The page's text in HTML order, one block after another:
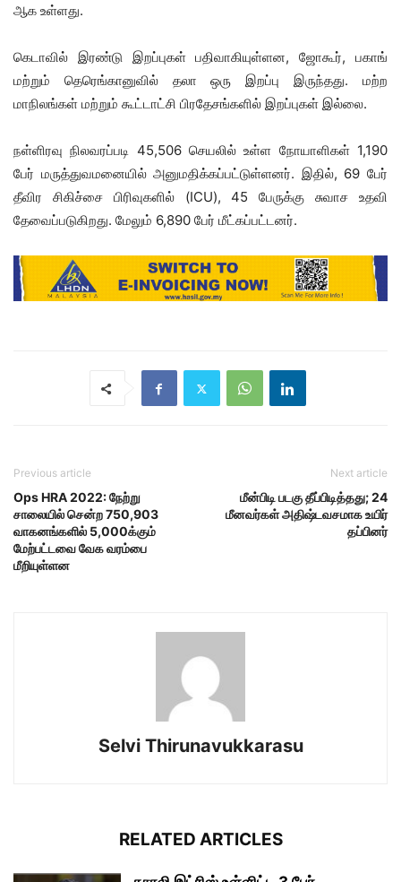
ஆக உள்ளது.
கெடாவில் இரண்டு இறப்புகள் பதிவாகியுள்ளன, ஜோகூர், பகாங்
மற்றும் தெரெங்கானுவில் தலா ஒரு இறப்பு இருந்தது. மற்ற
மாநிலங்கள் மற்றும் கூட்டாட்சி பிரதேசங்களில் இறப்புகள் இல்லை.
நள்ளிரவு நிலவரப்படி 45,506 செயலில் உள்ள நோயாளிகள் 1,190
பேர் மருத்துவமனையில் அனுமதிக்கப்பட்டுள்ளனர். இதில், 69 பேர்
தீவிர சிகிச்சை பிரிவுகளில் (ICU), 45 பேருக்கு சுவாச உதவி
தேவைப்படுகிறது. மேலும் 6,890 பேர் மீட்கப்பட்டனர்.
Previous article
Ops HRA 2022: நேற்று
சாலையில் சென்ற 750,903
வாகனங்களில் 5,000க்கும்
மேற்பட்டவை வேக வரம்பை
மீறியுள்ளன
Next article
மீன்பிடி படகு தீப்பிடித்தது; 24
மீனவர்கள் அதிஷ்டவசமாக உயிர்
தப்பினர்
Selvi Thirunavukkarasu
RELATED ARTICLES